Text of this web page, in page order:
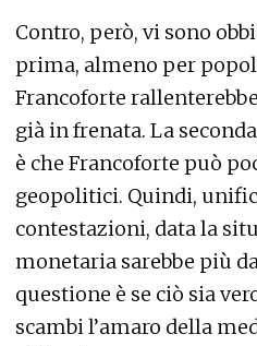
Contro, però, vi sono
prima, almeno per
Francoforte
già in frenata. La
è che Francoforte può
geopolitici. Quindi,
contestazioni, data la
monetaria sarebbe più
questione è se ciò sia
scambi l’amaro della